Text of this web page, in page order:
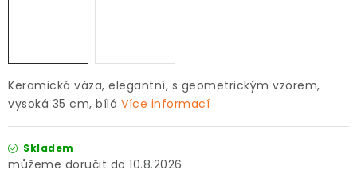
Keramická váza, elegantní, s geometrickým vzorem,
vysoká 35 cm, bílá Více informací
Skladem
10.8.2026